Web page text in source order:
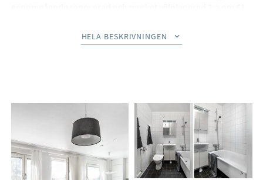
samspelar på ett stilrent sätt. Bostaden håller genomgående
samtidigt som bostadens privata delar ligger avskilt.
Brf Rondellen är en välskött och uppskattad förening med låg
belåning om cirka 3 000 kr per kvm vilket skapar en trygg och
stabil ekonomi. Föreningen erbjuder en trivsam innergård
med stora gräsytor, grillplats, barnpool och inslag av
HELA BESKRIVNINGEN